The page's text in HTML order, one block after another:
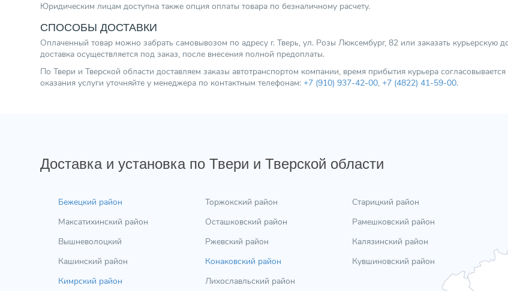
Юридическим лицам доступна также опция оплаты товара по безналичному расчету.
СПОСОБЫ ДОСТАВКИ
Оплаченный товар можно забрать самовывозом по адресу г. Тверь, ул. Розы Люксембург, 82 или заказать курьерскую
доставка осуществляется под заказ, после внесения полной предоплаты.
По Твери и Тверской области доставляем заказы автотранспортом компании, время прибытия курьера
оказания услуги уточняйте у менеджера по контактным телефонам: +7 (910) 937-42-00, +7 (4822) 41-59-00.
Доставка и установка по Твери и Тверской области
Бежецкий район
Максатихинский район
Вышневолоцкий
Кашинский район
Кимрский район
Торжокский район
Осташковский район
Ржевский район
Конаковский район
Лихославльский район
Старицкий район
Рамешковский район
Калязинский район
Кувшиновский район